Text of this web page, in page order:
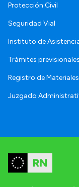
Protección Civil
Seguridad Vial
Instituto de
Trámites previsionales
Registro de
Juzgado